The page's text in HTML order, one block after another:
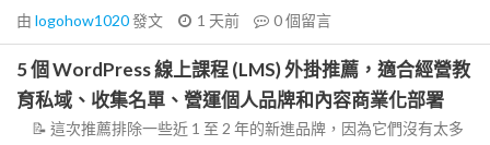
由 logohow1020發文 1 天前 0個留言
5 個 WordPress 線上課程 (LMS) 外掛推薦，適合經營教
育私域、收集名單、營運個人品牌和內容商業化部署
📝 這次推薦排除一些近 1 至 2 年的新進品牌，因為它們沒有太多